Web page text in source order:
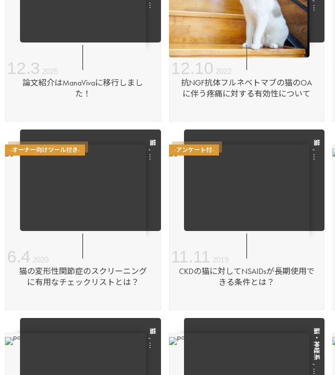
, …
論文紹介はManaVivaに移行しまし
た！
12.3 2025
, …
抗NGF抗体フルネベトマブの猫のOA
に伴う疼痛に対する有効性について
12.10 2022
猫
, …
猫の変形性関節症のスクリーニング
に有用なチェックリストとは？
6.4 2020
-オーナー向けツール付き-
猫
, …
CKDの猫に対してNSAIDsが長期使用で
きる条件とは？
11.11 2019
-アンケート付-
猫
, … 脳・神経系
, …